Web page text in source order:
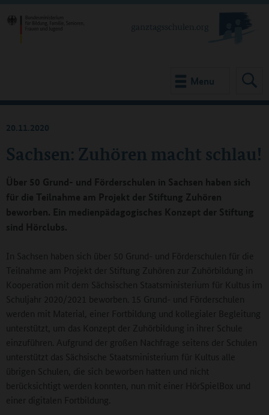
Menu
Sachsen: Zuhören macht schlau!
20.11.2020
Über 50 Grund- und Förderschulen in Sachsen haben sich
für die Teilnahme am Projekt der Stiftung Zuhören
beworben. Ein medienpädagogisches Konzept der Stiftung
sind Hörclubs.
In Sachsen haben sich über 50 Grund- und Förderschulen für die
Teilnahme am Projekt der Stiftung Zuhören zur Zuhörbildung in
Kooperation mit dem Sächsischen Staatsministerium für Kultus im
Schuljahr 2020/2021 beworben. 15 Grund- und Förderschulen
werden mit Material, einer Fortbildung und kollegialer Begleitung
unterstützt, um das Konzept der Zuhörbildung in ihrer Schule
einzuführen. Aufgrund der großen Nachfrage seitens der Schulen
unterstützt das Sächsische Staatsministerium für Kultus alle
übrigen Schulen, die sich beworben hatten und nicht
berücksichtigt werden konnten, nun mit einer HörSpielBox und
einer digitalen Fortbildung.